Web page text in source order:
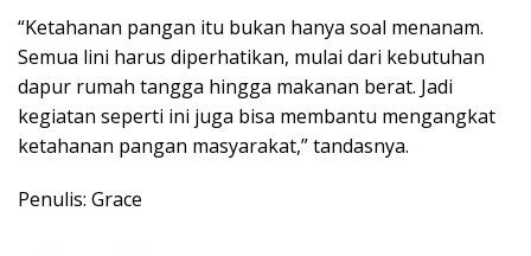
“Ketahanan pangan itu bukan hanya soal menanam.
Semua lini harus diperhatikan, mulai dari kebutuhan
dapur rumah tangga hingga makanan berat. Jadi
kegiatan seperti ini juga bisa membantu mengangkat
ketahanan pangan masyarakat,” tandasnya.
Penulis: Grace